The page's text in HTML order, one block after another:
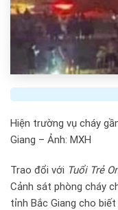
Hiện trường vụ cháy
Giang – Ảnh: MXH
Trao đổi với Tuổi Trẻ
Cảnh sát phòng cháy
tỉnh Bắc Giang cho